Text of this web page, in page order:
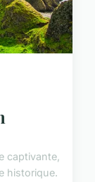
captivante,
historique.